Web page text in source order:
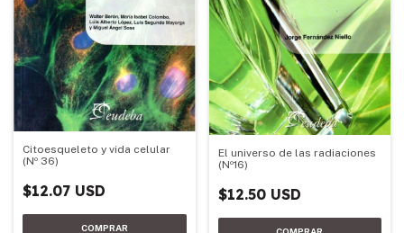
Citoesqueleto y vida celular
(Nº 36)
$12.07 USD
El universo de las radiaciones
(Nº16)
$12.50 USD